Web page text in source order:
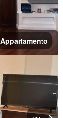
Appartamento